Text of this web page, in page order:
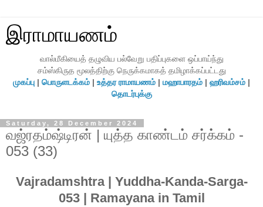
இராமாயணம்
வால்மீகியைத் தழுவிய பல்வேறு பதிப்புகளை ஒப்பாய்ந்து
சம்ஸ்கிருத மூலத்திற்கு நெருக்கமாகத் தமிழாக்கப்பட்டது
முகப்பு | பொருளடக்கம் | உத்தர ராமாயணம் | மஹாபாரதம் | ஹரிவம்சம் |
தொடர்புக்கு
Saturday, 28 December 2024
வஜ்ரதம்ஷ்டிரன் | யுத்த காண்டம் சர்க்கம் -
053 (33)
Vajradamshtra | Yuddha-Kanda-Sarga-
053 | Ramayana in Tamil